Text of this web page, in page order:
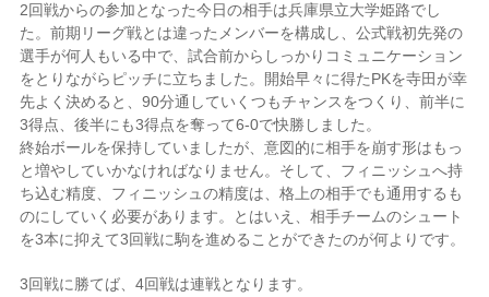
2回戦からの参加となった今日の相手は兵庫県立大学姫路でし
た。前期リーグ戦とは違ったメンバーを構成し、公式戦初先発の
選手が何人もいる中で、試合前からしっかりコミュニケーション
をとりながらピッチに立ちました。開始早々に得たPKを寺田が幸
先よく決めると、90分通していくつもチャンスをつくり、前半に
3得点、後半にも3得点を奪って6-0で快勝しました。
終始ボールを保持していましたが、意図的に相手を崩す形はもっ
と増やしていかなければなりません。そして、フィニッシュへ持
ち込む精度、フィニッシュの精度は、格上の相手でも通用するも
のにしていく必要があります。とはいえ、相手チームのシュート
を3本に抑えて3回戦に駒を進めることができたのが何よりです。
3回戦に勝てば、4回戦は連戦となります。